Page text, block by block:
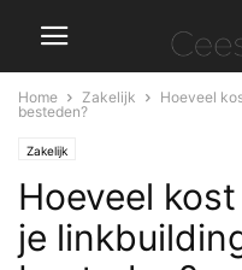
Home Zakelijk
Hoeveel
besteden?
Zakelijk
Hoeveel
je